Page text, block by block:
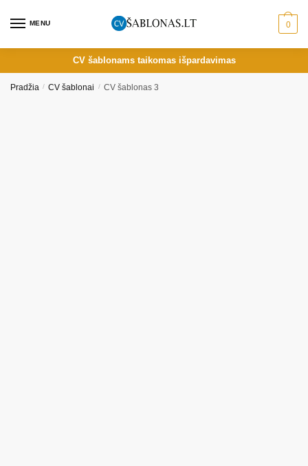
MENU 0
CV šablonams taikomas išpardavimas
Pradžia / CV šablonai / CV šablonas 3